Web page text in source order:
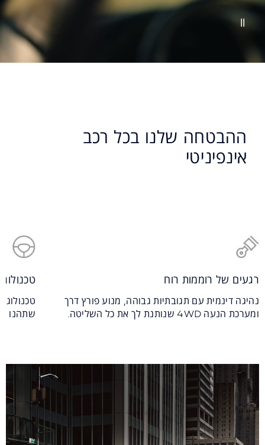
ההבטחה שלנו בכל רכב
אינפיניטי
רגעים של רוממות רוח
נהיגה דינמית עם תגובתיות גבוהה, מנוע פורץ דרך
ומערכת הנעה 4WD שנותנת לך את כל השליטה.
שתהנו